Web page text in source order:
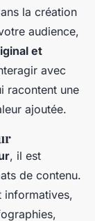
la création
audience,
et
avec
racontent une
ajoutée.
, il est
de contenu.
informatives,